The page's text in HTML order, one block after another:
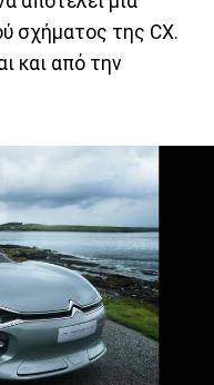
σχήματος της CX.
και από την